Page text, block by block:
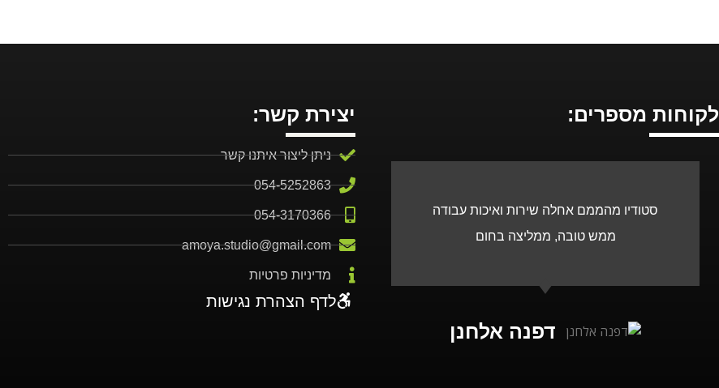
לקוחות מספרים:
סטודיו מהממם אחלה שירות ואיכות עבודה
ממש טובה, ממליצה בחום
דפנה אלחנן
אני ממליצה בחום עליהם ממש טובים, אמיר
יצירת קשר:
ניתן ליצור איתנו קשר
054-5252863
054-3170366
amoya.studio@gmail.com
מדיניות פרטיות
לדף הצהרת נגישות